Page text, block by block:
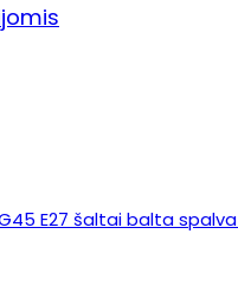
E27 šaltai balta spalva